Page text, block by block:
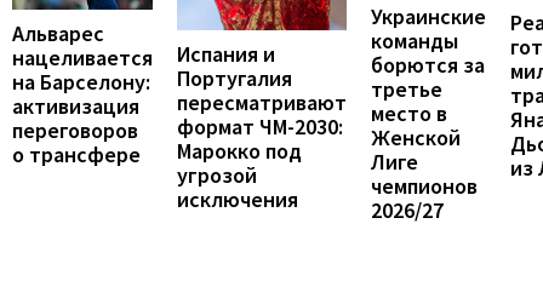
Альварес
нацеливается
на Барселону:
активизация
переговоров
о трансфере
Испания и
Португалия
пересматривают
формат ЧМ-2030:
Марокко под
угрозой
исключения
Украинские
команды
борются за
третье
место в
Женской
Лиге
чемпионов
2026/27
из